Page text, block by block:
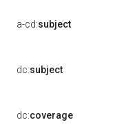
a-cd:subject
dc:subject
dc:coverage